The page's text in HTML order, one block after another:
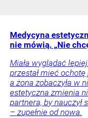
Medycyna
nie mówią. „Nie
Miała wyglądać
przestał mieć ochotę
a żona zobaczyła w
estetyczna zmienia
partnera, by nauczył
– zupełnie od nowa.